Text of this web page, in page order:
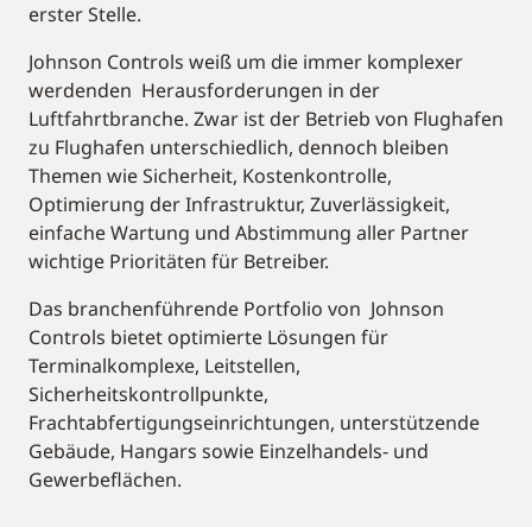
erster Stelle.
Johnson Controls weiß um die immer komplexer
werdenden Herausforderungen in der
Luftfahrtbranche. Zwar ist der Betrieb von Flughafen
zu Flughafen unterschiedlich, dennoch bleiben
Themen wie Sicherheit, Kostenkontrolle,
Optimierung der Infrastruktur, Zuverlässigkeit,
einfache Wartung und Abstimmung aller Partner
wichtige Prioritäten für Betreiber.
Das branchenführende Portfolio von Johnson
Controls bietet optimierte Lösungen für
Terminalkomplexe, Leitstellen,
Sicherheitskontrollpunkte,
Frachtabfertigungseinrichtungen, unterstützende
Gebäude, Hangars sowie Einzelhandels- und
Gewerbeflächen.